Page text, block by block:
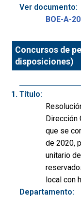
Ver documento:
BOE-A-
Concursos de
disposiciones)
Título:
Dirección
que se
de 2020,
unitario
local con
Departamento: